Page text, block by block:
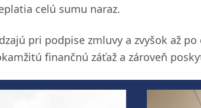
celú sumu naraz.
pri podpise zmluvy a zvyšok až
finančnú záťaž a zároveň